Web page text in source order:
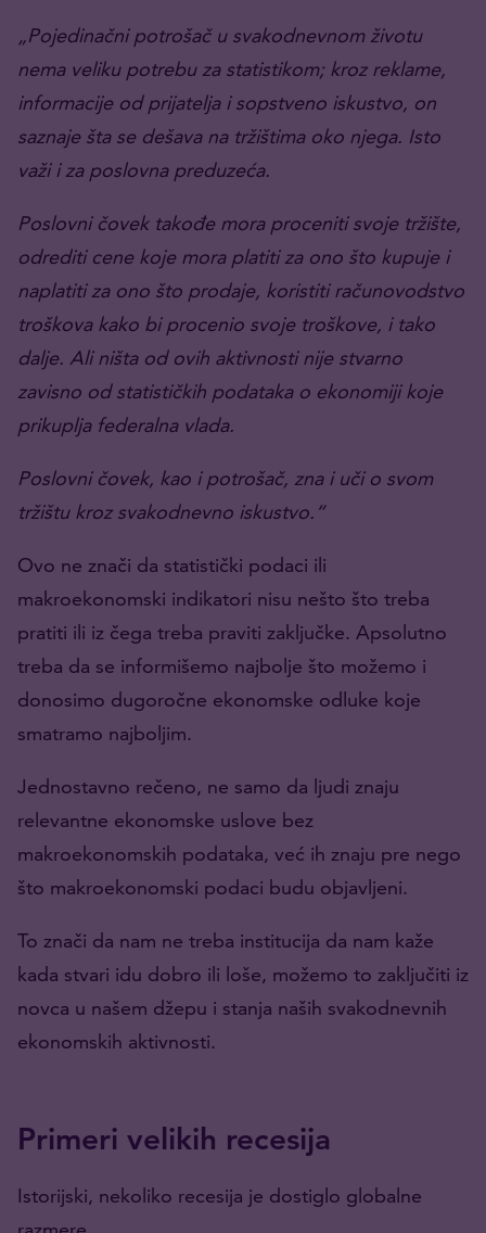
„Pojedinačni potrošač u svakodnevnom životu
nema veliku potrebu za statistikom; kroz reklame,
informacije od prijatelja i sopstveno iskustvo, on
saznaje šta se dešava na tržištima oko njega. Isto
važi i za poslovna preduzeća.
Poslovni čovek takođe mora proceniti svoje tržište,
odrediti cene koje mora platiti za ono što kupuje i
naplatiti za ono što prodaje, koristiti računovodstvo
troškova kako bi procenio svoje troškove, i tako
dalje. Ali ništa od ovih aktivnosti nije stvarno
zavisno od statističkih podataka o ekonomiji koje
prikuplja federalna vlada.
Poslovni čovek, kao i potrošač, zna i uči o svom
tržištu kroz svakodnevno iskustvo.“
Ovo ne znači da statistički podaci ili
makroekonomski indikatori nisu nešto što treba
pratiti ili iz čega treba praviti zaključke. Apsolutno
treba da se informišemo najbolje što možemo i
donosimo dugoročne ekonomske odluke koje
smatramo najboljim.
Jednostavno rečeno, ne samo da ljudi znaju
relevantne ekonomske uslove bez
makroekonomskih podataka, već ih znaju pre nego
što makroekonomski podaci budu objavljeni.
To znači da nam ne treba institucija da nam kaže
kada stvari idu dobro ili loše, možemo to zaključiti iz
novca u našem džepu i stanja naših svakodnevnih
ekonomskih aktivnosti.
Primeri velikih recesija
Istorijski, nekoliko recesija je dostiglo globalne